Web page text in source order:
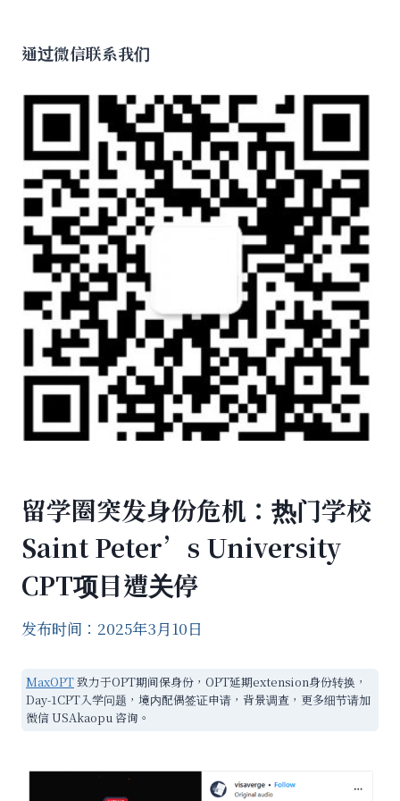
通过微信联系我们
留学圈突发身份危机：热门学校
Saint Peter’s University
CPT项目遭关停
发布时间：2025年3月10日
MaxOPT致力于OPT期间保身份，OPT延期extension身份转换，
Day-1CPT入学问题，境内配偶签证申请，背景调查，更多细节请加
微信 USAkaopu 咨询。